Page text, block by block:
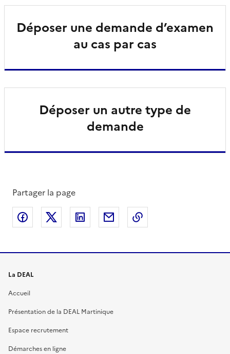
Déposer une demande d’examen
au cas par cas
Déposer un autre type de
demande
Partager la page
Partager sur Facebook
Partager sur XPartager sur LinkedIn
Partager par email
La DEAL
Accueil
Présentation de la DEAL Martinique
Espace recrutement
Démarches en ligne